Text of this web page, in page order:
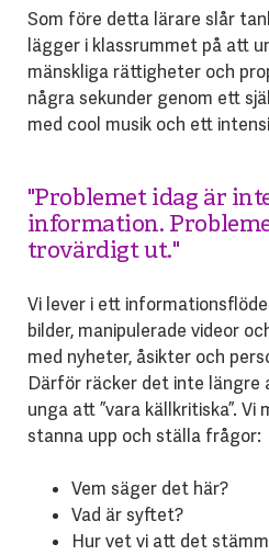
Som före detta lärare slår
lägger i klassrummet på att
mänskliga rättigheter och
några sekunder genom ett
med cool musik och ett
"Problemet idag är
information.
trovärdigt ut."
Vi lever i ett
bilder, manipulerade videor
med nyheter, åsikter och
Därför räcker det inte längre
unga att ”vara källkritiska”.
stanna upp och ställa frågor:
Vem säger det här?
Vad är syftet?
Hur vet vi att det